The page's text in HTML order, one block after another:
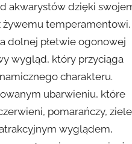
akwarystów dzięki
temperamentowi.
dolnej płetwie ogonowej
wygląd, który przyciąga
charakteru.
ubarwieniu, które
pomarańczy,
wyglądem,